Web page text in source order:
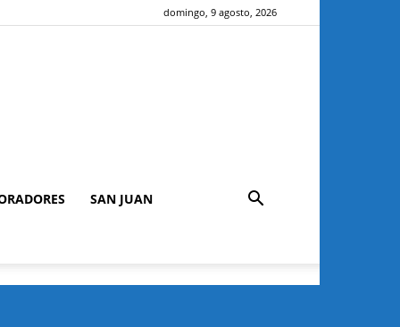
domingo, 9 agosto, 2026
SAN JUAN